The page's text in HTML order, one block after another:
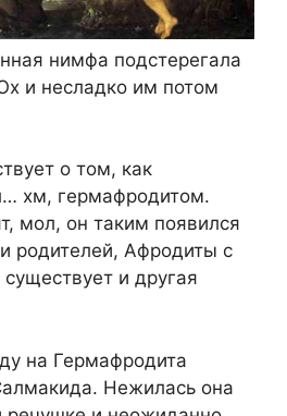
нимфа подстерегала
и несладко им потом
о том, как
хм, гермафродитом.
мол, он таким появился
родителей, Афродиты с
и другая
на Гермафродита
Нежилась она